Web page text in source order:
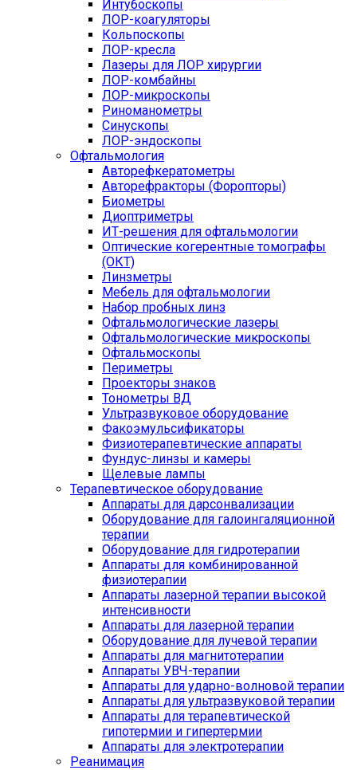
Интубоскопы
ЛОР-коагуляторы
Кольпоскопы
ЛОР-кресла
Лазеры для ЛОР хирургии
ЛОР-комбайны
ЛОР-микроскопы
Риноманометры
Синускопы
ЛОР-эндоскопы
Офтальмология
Авторефкератометры
Авторефракторы (Форопторы)
Биометры
Диоптриметры
ИТ-решения для офтальмологии
Оптические когерентные томографы
(ОКТ)
Линзметры
Мебель для офтальмологии
Набор пробных линз
Офтальмологические лазеры
Офтальмологические микроскопы
Офтальмоскопы
Периметры
Проекторы знаков
Тонометры ВД
Ультразвуковое оборудование
Факоэмульсификаторы
Физиотерапевтические аппараты
Фундус-линзы и камеры
Щелевые лампы
Терапевтическое оборудование
Аппараты для дарсонвализации
Оборудование для галоингаляционной
терапии
Оборудование для гидротерапии
Аппараты для комбинированной
физиотерапии
Аппараты лазерной терапии высокой
интенсивности
Аппараты для лазерной терапии
Оборудование для лучевой терапии
Аппараты для магнитотерапии
Аппараты УВЧ-терапии
Аппараты для ударно-волновой терапии
Аппараты для ультразвуковой терапии
Аппараты для терапевтической
гипотермии и гипертермии
Аппараты для электротерапии
Реанимация